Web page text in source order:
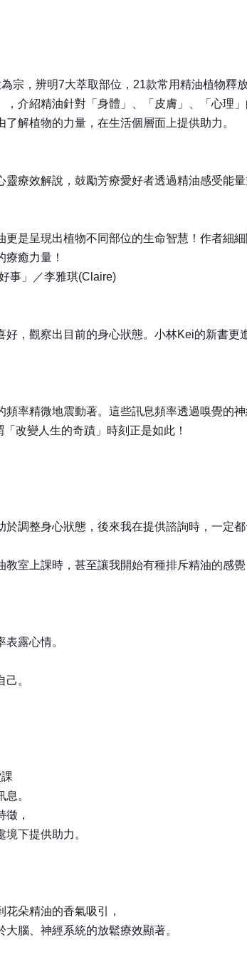
，辨明7大萃取部位，21款常用精油植物釋放
介紹精油針對「身體」、「皮膚」、「心理」
解植物的力量，在生活個層面上提供助力。
療效解說，鼓勵芳療愛好者透過精油感受能量
是呈現出植物不同部位的生命智慧！作者細
癒力量！
事」／李雅琪(Claire)
，觀察出目前的身心狀態。小林Kei的新書
率精微地震動著。這些訊息頻率透過嗅覺的
改變人生的奇蹟」時刻正是如此！
調整身心狀態，後來我在提供諮詢時，一定
室上課時，甚至讓我開始有種排斥精油的感覺
露心情。
。
。
，
下提供助力。
朵精油的香氣吸引，
腦、神經系統的放鬆療效顯著。